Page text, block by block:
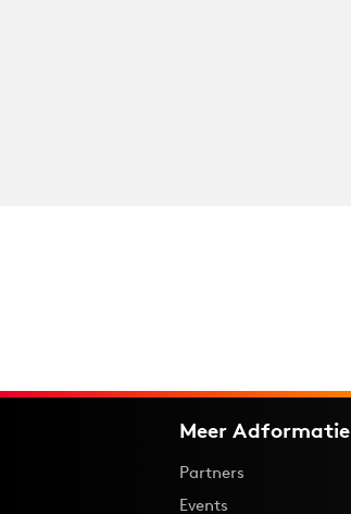
Meer Adformatie
Partners
Events